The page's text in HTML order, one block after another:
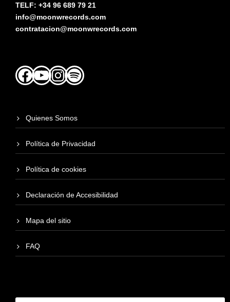
TELF: +34 96 689 79 21
info@moonwrecords.com
contratacion@moonwrecords.com
Facebook
YouTubeInstagram
Spotify
Quienes Somos
Política de Privacidad
Política de cookies
Declaración de Accesibilidad
Mapa del sitio
FAQ